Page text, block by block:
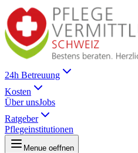
24h Betreuung
Kosten
Über unsJobs
Ratgeber
Pflegeinstitutionen
Menue oeffnen